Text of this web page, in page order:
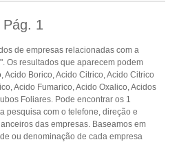
Pág. 1
de empresas relacionadas com a
Os resultados que aparecem podem
Acido Borico, Acido Citrico, Acido Citrico
Acido Fumarico, Acido Oxalico, Acidos
Foliares. Pode encontrar os 1
pesquisa com o telefone, direção e
das empresas. Baseamos em
ou denominação de cada empresa